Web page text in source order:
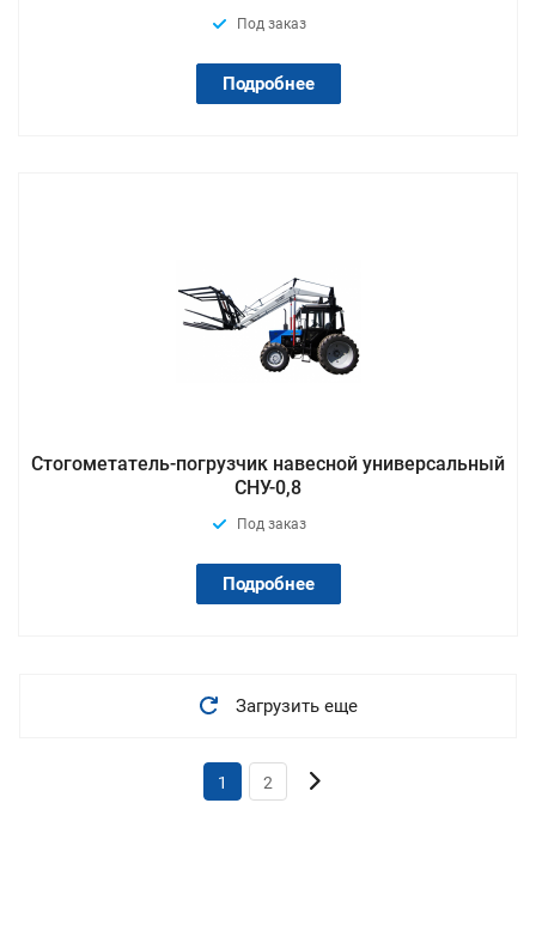
Под заказ
Подробнее
Стогометатель-погрузчик навесной универсальный
СНУ-0,8
Под заказ
Подробнее
Загрузить еще
1 2